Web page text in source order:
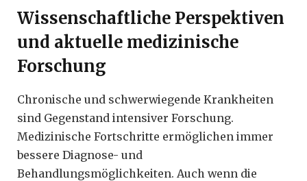
Wissenschaftliche Perspektiven
und aktuelle medizinische
Forschung
Chronische und schwerwiegende Krankheiten
sind Gegenstand intensiver Forschung.
Medizinische Fortschritte ermöglichen immer
bessere Diagnose- und
Behandlungsmöglichkeiten. Auch wenn die